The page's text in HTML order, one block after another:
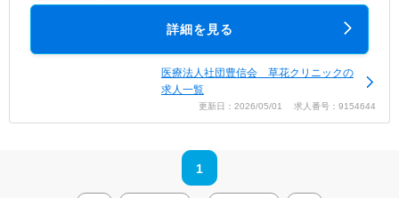
詳細を見る
医療法人社団豊信会 草花クリニックの
求人一覧
更新日：2026/05/01 求人番号：9154644
1